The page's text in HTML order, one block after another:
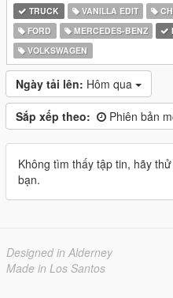
TRUCK VANILLA EDIT
FORD
MERCEDES-BENZ
VOLKSWAGEN
Ngày tải lên: Hôm qua
Sắp xếp theo: Phiên bản
Không tìm thấy tập tin, hãy
bạn.
Designed in Alderney
Made in Los Santos